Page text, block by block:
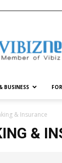
BUSINESS
& Insurance
&